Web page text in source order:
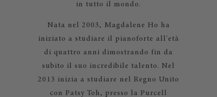
in tutto il mondo.
Nata nel 2003, Magdalene Ho ha
iniziato a studiare il pianoforte all'età
di quattro anni dimostrando fin da
subito il suo incredibile talento. Nel
2013 inizia a studiare nel Regno Unito
con Patsy Toh, presso la Purcell